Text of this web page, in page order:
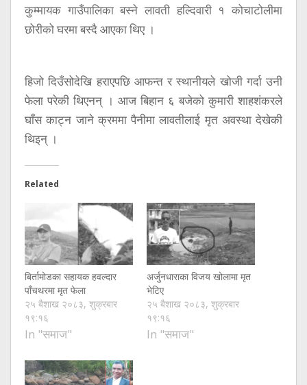
कुम्मायक गाउँपालिका बस्ने लावती हल्दिवारी १ कोचाटोलीमा
छोरीको घरमा बस्दै आएका थिए ।
हिजो दिउँसोदेखि हराएपछि आफन्त र स्थानीयले खोजी गर्दा उनी
फेला परेकी थिएनन् । आज बिहान ६ बजेको कुमारी शाहशंकरले
घाँस काट्न जाने क्रममा पैनीमा लावतीलाई मृत अवस्था देखेकी
थिइन् ।
Related
बिर्तामोडका सहायक हवल्दार
पाँचथरमा मृत फेला
२५ बैशाख २०८३, शुक्रबार
१९:१६
In "समाज"
अर्जुनधाराका विजय खोलामा मृत
भेटिए
२५ बैशाख २०८३, शुक्रबार
१९:१६
In "समाज"